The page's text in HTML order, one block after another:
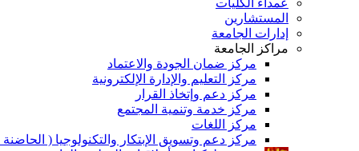
المستشارين
إدارات الجامعة
مراكز الجامعة
مركز ضمان الجودة والاعتماد
مركز التعليم والإدارة الإلكترونية
مركز دعم وإتخاذ القرار
مركز خدمة وتنمية المجتمع
مركز اللغات
مركز دعم وتسويق الإبتكار والتكنولوجيا ( الحاضنة